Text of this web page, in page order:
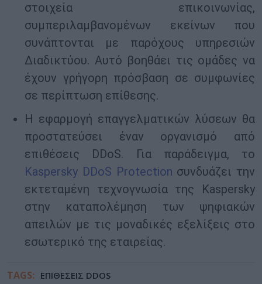
στοιχεία επικοινωνίας,
συμπεριλαμβανομένων εκείνων που
συνάπτονται με παρόχους υπηρεσιών
Διαδικτύου. Αυτό βοηθάει τις ομάδες να
έχουν γρήγορη πρόσβαση σε συμφωνίες
σε περίπτωση επίθεσης.
Η εφαρμογή επαγγελματικών λύσεων θα
προστατεύσει έναν οργανισμό από
επιθέσεις DDoS. Για παράδειγμα, το
Kaspersky DDoS Protection συνδυάζει την
εκτεταμένη τεχνογνωσία της Kaspersky
στην καταπολέμηση των ψηφιακών
απειλών με τις μοναδικές εξελίξεις στο
εσωτερικό της εταιρείας.
TAGS: ΕΠΙΘΕΣΕΙΣ DDOS